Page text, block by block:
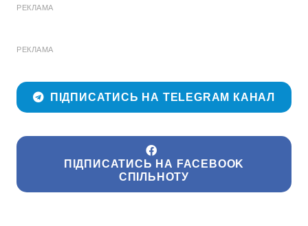
РЕКЛАМА
РЕКЛАМА
ПІДПИСАТИСЬ НА TELEGRAM КАНАЛ
ПІДПИСАТИСЬ НА FACEBOOK
СПІЛЬНОТУ